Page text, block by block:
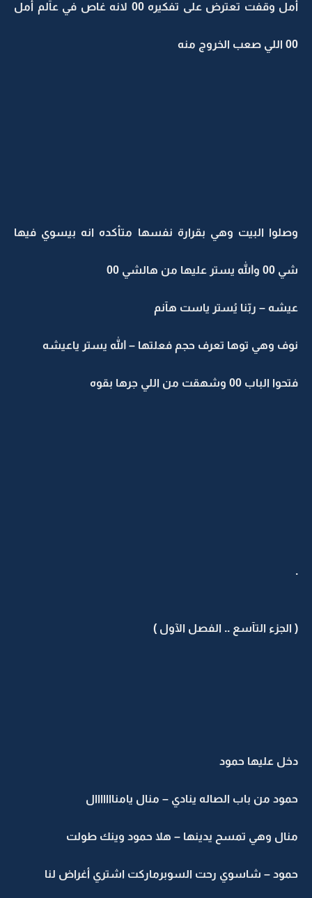
أمل وقفت تعترض على تفكيره 00 لانه غاص في عآلم أمل
00 اللي صعب الخروج منه
وصلوا البيت وهي بقرارة نفسها متأكده انه بيسوي فيها
شي 00 والله يستر عليها من هالشي 00
عيشه – ربّنا يُستر ياست هآنم
نوف وهي توها تعرف حجم فعلتها – الله يستر ياعيشه
فتحوا الباب 00 وشهقت من اللي جرها بقوه
.
( الجزء التآسع .. الفصل الآول )
دخل عليها حمود
حمود من باب الصاله ينادي – منال يامنااااااال
منال وهي تمسح يدينها – هلا حمود وينك طولت
حمود – شاسوي رحت السوبرماركت اشتري أغراض لنا